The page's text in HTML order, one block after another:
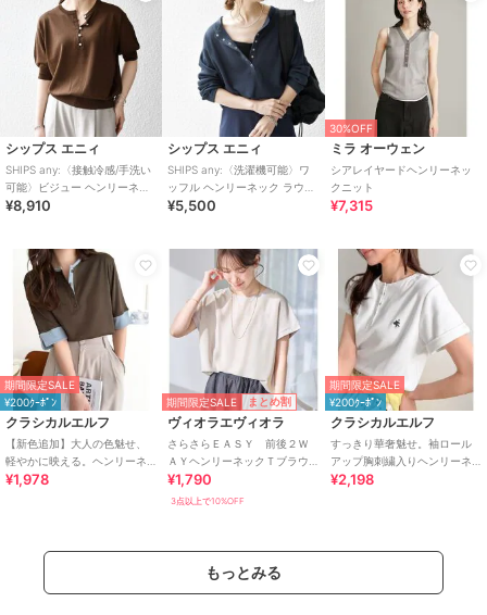
シップス エニィ
SHIPS any:〈接触冷感/手洗い
可能〉ビジュー ヘンリーネッ
ク ニット プルオーバー
¥8,910
シップス エニィ
SHIPS any:〈洗濯機可能〉ワ
ッフル ヘンリーネック ラウン
ドヘム プルオーバー
¥5,500
30%OFF
ミラ オーウェン
シアレイヤードヘンリーネッ
クニット
¥7,315
期間限定SALE
¥200ｸｰﾎﾟﾝ
クラシカルエルフ
【新色追加】大人の色魅せ、
軽やかに映える。ヘンリーネ
ック袖配色切り替え半袖トッ
¥1,978
期間限定SALE まとめ割
ヴィオラエヴィオラ
さらさらＥＡＳＹ 前後２Ｗ
ＡＹヘンリーネックＴブラウ
ス
¥1,790
3点以上で10%OFF
期間限定SALE
¥200ｸｰﾎﾟﾝ
クラシカルエルフ
すっきり華奢魅せ。袖ロール
アップ胸刺繍入りヘンリーネ
ックリブTシャツ (半袖)
¥2,198
もっとみる